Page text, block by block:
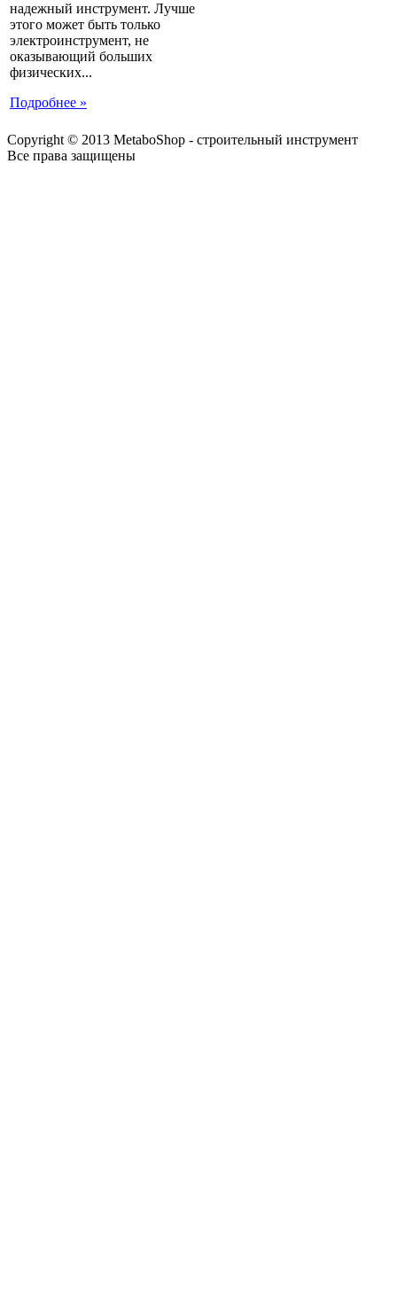
надежный инструмент. Лучше
этого может быть только
электроинструмент, не
оказывающий больших
физических...
Подробнее »
Copyright © 2013 MetaboShop - строительный инструмент
Все права защищены